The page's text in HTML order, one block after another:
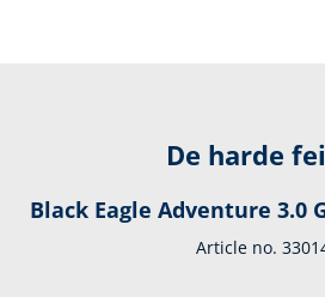
De harde
Black Eagle Adventure 3.0
Article no.